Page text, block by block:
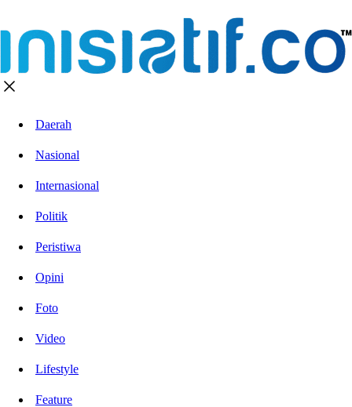
Daerah
Nasional
Internasional
Politik
Peristiwa
Opini
Foto
Video
Lifestyle
Feature